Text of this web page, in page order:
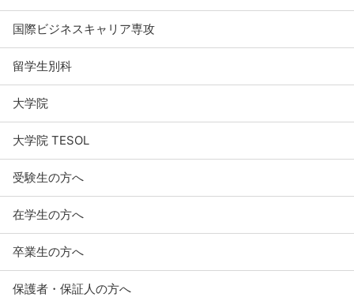
国際ビジネスキャリア専攻
留学生別科
大学院
大学院 TESOL
受験生の方へ
在学生の方へ
卒業生の方へ
保護者・保証人の方へ